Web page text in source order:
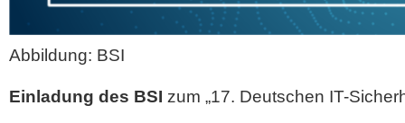
Abbildung: BSI
Einladung des BSI zum „17. Deutschen IT-